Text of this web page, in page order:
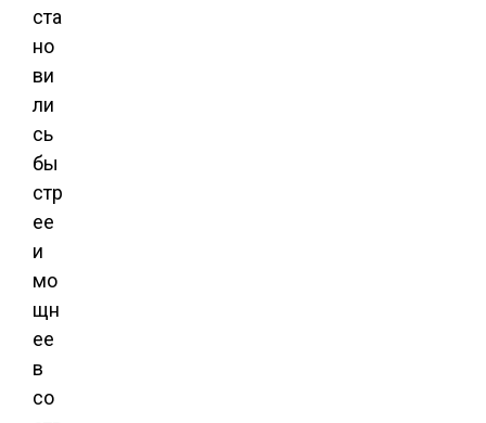
ста
но
ви
ли
сь
бы
стр
ее
и
мо
щн
ее
в
со